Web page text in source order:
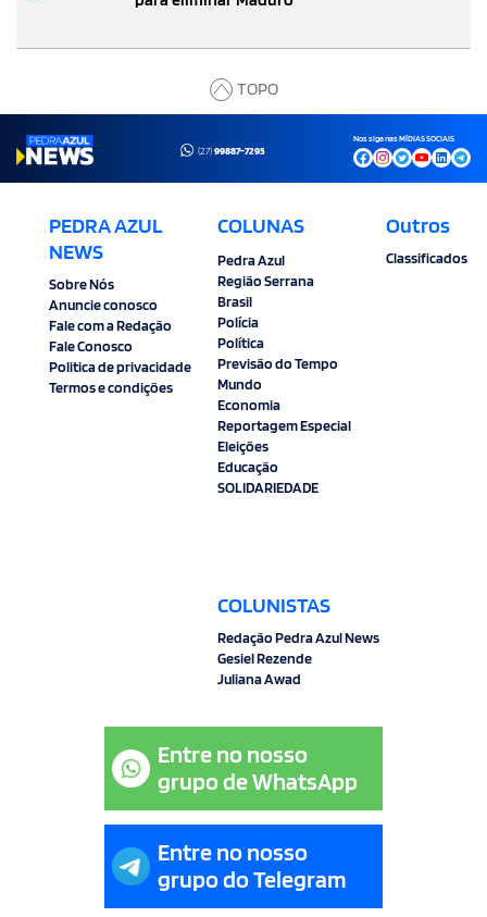
TOPO
(27)99887-7295
Nos siga nas MÍDIAS SOCIAIS
PEDRA AZUL
NEWS
Sobre Nós
Anuncie conosco
Fale com a Redação
Fale Conosco
Politica de privacidade
Termos e condições
COLUNAS
Pedra Azul
Região Serrana
Brasil
Polícia
Política
Previsão do Tempo
Mundo
Economia
Reportagem Especial
Eleições
Educação
SOLIDARIEDADE
COLUNISTAS
Redação Pedra Azul News
Gesiel Rezende
Juliana Awad
Outros
Classificados
Entre no nosso
grupo de WhatsApp
Entre no nosso
grupo do Telegram